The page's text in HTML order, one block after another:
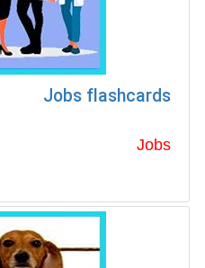
Jobs flashcards
Jobs